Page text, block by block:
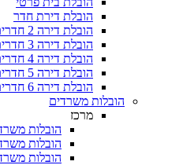
הובלת דירת חדר
הובלת דירה 2 חדרים
הובלת דירה 3 חדרים
הובלת דירה 4 חדרים
הובלת דירה 5 חדרים
הובלת דירה 6 חדרים
הובלות משרדים
מרכז
הובלות
הובלות
הובלות